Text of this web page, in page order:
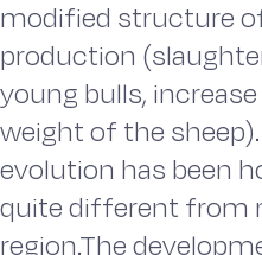
modified structure
production
young bulls,
weight of the
evolution has been
quite different from
region.The